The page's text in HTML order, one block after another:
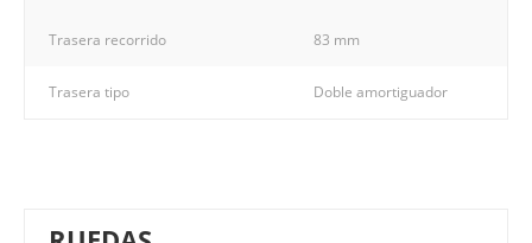
Trasera recorrido 83 mm
Trasera tipo Doble amortiguador